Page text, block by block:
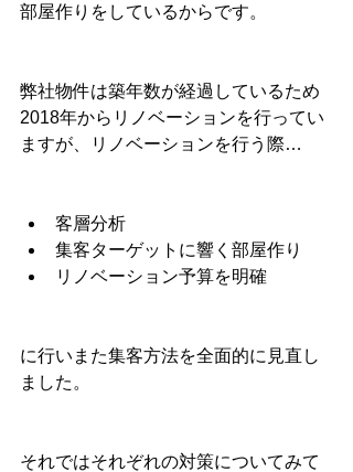
部屋作りをしているからです。
弊社物件は築年数が経過しているため
2018年からリノベーションを行ってい
ますが、リノベーションを行う際…
客層分析
集客ターゲットに響く部屋作り
リノベーション予算を明確
に行いまた集客方法を全面的に見直し
ました。
それではそれぞれの対策についてみて